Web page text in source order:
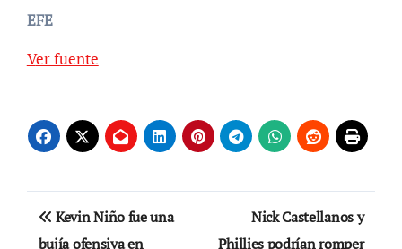
EFE
Ver fuente
Navegación
Kevin Niño fue una
bujía ofensiva en
Nick Castellanos y
Phillies podrían romper